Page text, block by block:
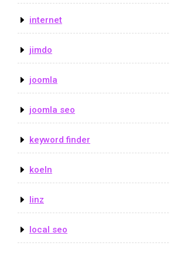
internet
jimdo
joomla
joomla seo
keyword finder
koeln
linz
local seo